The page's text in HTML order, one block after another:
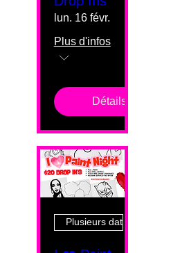
lun. 16 févr.
Plus d'infos
Détails
Plusieurs dates